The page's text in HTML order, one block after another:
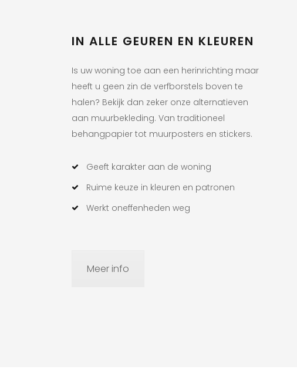
IN ALLE GEUREN EN KLEUREN
Is uw woning toe aan een herinrichting maar
heeft u geen zin de verfborstels boven te
halen? Bekijk dan zeker onze alternatieven
aan muurbekleding. Van traditioneel
behangpapier tot muurposters en stickers.
Geeft karakter aan de woning
Ruime keuze in kleuren en patronen
Werkt oneffenheden weg
Meer info